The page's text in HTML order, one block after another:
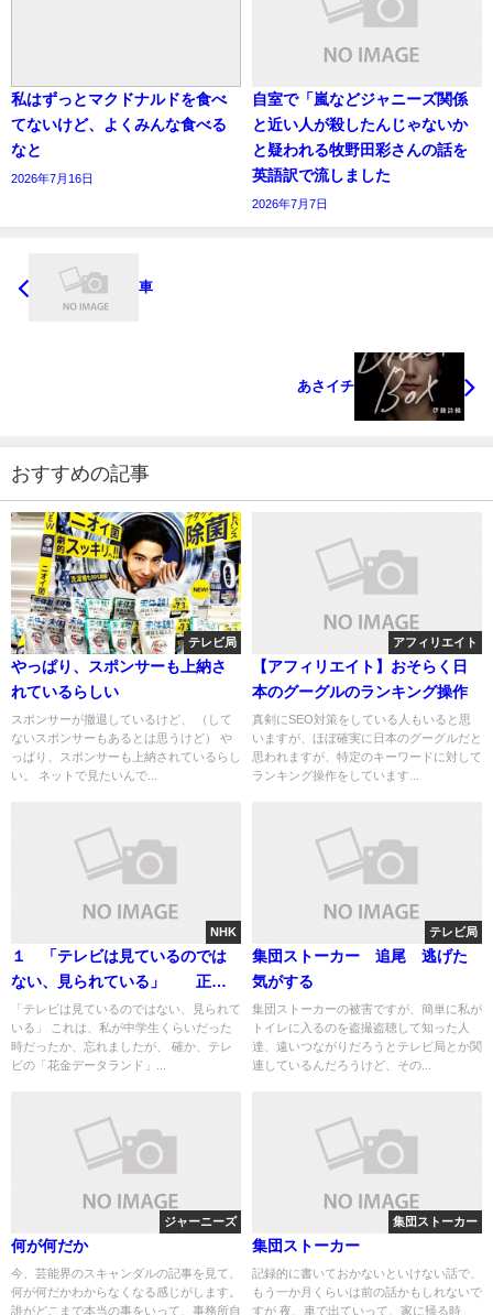
私はずっとマクドナルドを食べ
てないけど、よくみんな食べる
なと
2026年7月16日
自室で「嵐などジャニーズ関係
と近い人が殺したんじゃないか
と疑われる牧野田彩さんの話を
英語訳で流しました
2026年7月7日
車
あさイチ
おすすめの記事
テレビ局
やっぱり、スポンサーも上納さ
れているらしい
スポンサーが撤退しているけど、 （して
ないスポンサーもあるとは思うけど） や
っぱり、スポンサーも上納されているらし
い。 ネットで見たいんで...
アフィリエイト
【アフィリエイト】おそらく日
本のグーグルのランキング操作
真剣にSEO対策をしている人もいると思
いますが、ほぼ確実に日本のグーグルだと
思われますが、特定のキーワードに対して
ランキング操作をしています...
NHK
１ 「テレビは見ているのでは
ない、見られている」 正確
に知りたい人のために
「テレビは見ているのではない、見られて
いる」 これは、私が中学生くらいだった
時だったか、忘れましたが、 確か、テレ
ビの「花金データランド」...
テレビ局
集団ストーカー 追尾 逃げた
気がする
集団ストーカーの被害ですが、簡単に私が
トイレに入るのを盗撮盗聴して知った人
達、遠いつながりだろうとテレビ局とか関
連しているんだろうけど、その...
ジャーニーズ
何が何だか
今、芸能界のスキャンダルの記事を見て、
何が何だかわからなくなる感じがします。
誰がどこまで本当の事をいって、事務所自
集団ストーカー
集団ストーカー
記録的に書いておかないといけない話で、
もう一か月くらいは前の話かもしれないで
すが 夜、車で出ていって、家に帰る時